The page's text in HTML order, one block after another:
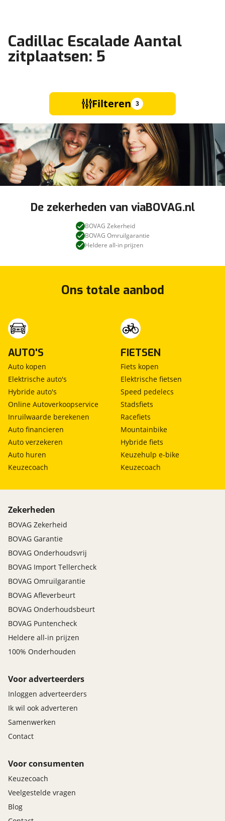
Cadillac Escalade Aantal
zitplaatsen: 5
Filteren 3
De zekerheden van viaBOVAG.nl
BOVAG Zekerheid
BOVAG Omruilgarantie
Heldere all-in prijzen
Ons totale aanbod
AUTO'S
Auto kopen
Elektrische auto's
Hybride auto's
Online Autoverkoopservice
Inruilwaarde berekenen
Auto financieren
Auto verzekeren
Auto huren
Keuzecoach
FIETSEN
Fiets kopen
Elektrische fietsen
Speed pedelecs
Stadsfiets
Racefiets
Mountainbike
Hybride fiets
Keuzehulp e-bike
Keuzecoach
Zekerheden
BOVAG Zekerheid
BOVAG Garantie
BOVAG Onderhoudsvrij
BOVAG Import Tellercheck
BOVAG Omruilgarantie
BOVAG Afleverbeurt
BOVAG Onderhoudsbeurt
BOVAG Puntencheck
Heldere all-in prijzen
100% Onderhouden
Voor adverteerders
Inloggen adverteerders
Ik wil ook adverteren
Samenwerken
Contact
Voor consumenten
Keuzecoach
Veelgestelde vragen
Blog